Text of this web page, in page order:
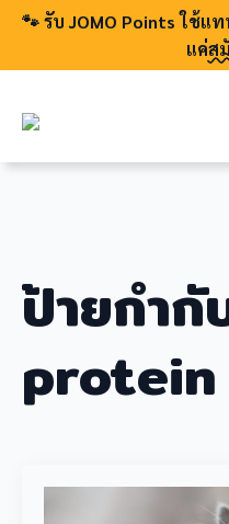
🐾 รับ JOMO Points ใช้แ
แค่ส
ป้ายกำกั
protein